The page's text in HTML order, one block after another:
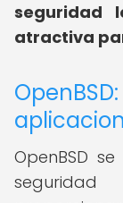
seguridad
atractiva
OpenBSD